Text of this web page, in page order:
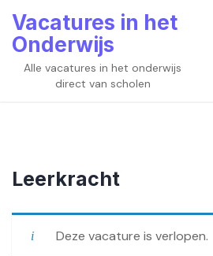
content
Vacatures in het
Onderwijs
Alle vacatures in het onderwijs
direct van scholen
Leerkracht
Deze vacature is verlopen.